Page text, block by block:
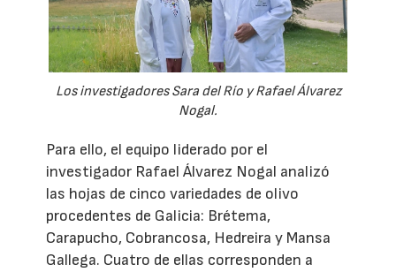
Los investigadores Sara del Río y Rafael Álvarez
Nogal.
Para ello, el equipo liderado por el
investigador Rafael Álvarez Nogal analizó
las hojas de cinco variedades de olivo
procedentes de Galicia: Brétema,
Carapucho, Cobrancosa, Hedreira y Mansa
Gallega. Cuatro de ellas corresponden a